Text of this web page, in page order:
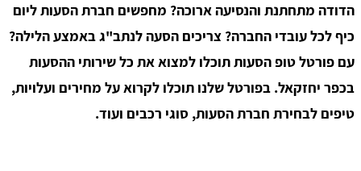
הדודה מתחתנת והנסיעה ארוכה? מחפשים חברת הסעות ליום
כיף לכל עובדי החברה? צריכים הסעה לנתב"ג באמצע הלילה?
עם פורטל טופ הסעות תוכלו למצוא את כל שירותי ההסעות
בכפר יחזקאל. בפורטל שלנו תוכלו לקרוא על מחירים ועלויות,
טיפים לבחירת חברת הסעות, סוגי רכבים ועוד.